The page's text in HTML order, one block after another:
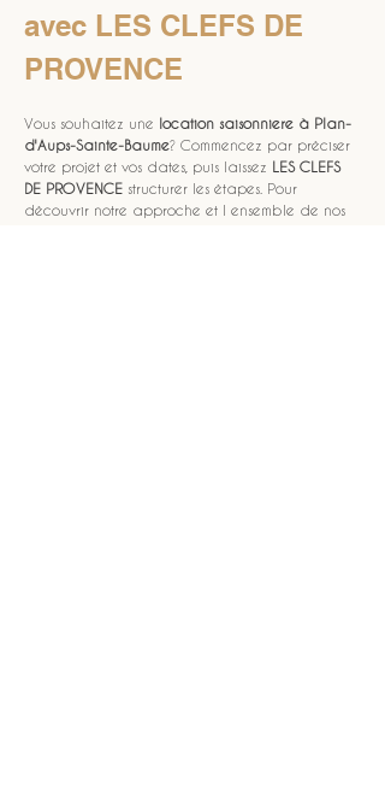
avec LES CLEFS DE
PROVENCE
Vous souhaitez une location saisonniere à Plan-
d'Aups-Sainte-Baume? Commencez par préciser
votre projet et vos dates, puis laissez LES CLEFS
DE PROVENCE structurer les étapes. Pour
découvrir notre approche et l ensemble de nos